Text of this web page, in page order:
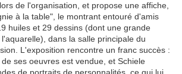
de l'organisation, et propose une affiche,
à la table", le montrant entouré d'amis
huiles et 29 dessins (dont une grande
dans la salle principale du
L'exposition rencontre un franc succès :
ses oeuvres est vendue, et Schiele